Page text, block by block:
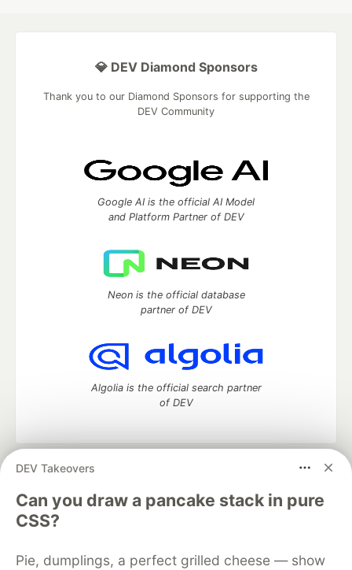
DEV Takeovers
Can you draw a pancake stack in pure
CSS?
Pie, dumplings, a perfect grilled cheese — show
💎 DEV Diamond Sponsors
Thank you to our Diamond Sponsors for supporting the
DEV Community
Google AI is the official AI Model
and Platform Partner of DEV
Neon is the official database
partner of DEV
Algolia is the official search partner
of DEV
DEV Community
development and manage your software career
Home
DEV Challenges DEV++
Videos
DEV Education Tracks
Free Postgres Database
DEV Shop
MLH